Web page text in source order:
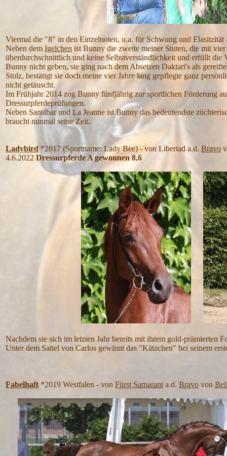
Viermal die "8" in den Einzelnoten, u.a. für Schwung und Elasitzität
Neben dem Igelchen ist Bunny die zweite meiner Stuten, die mit
überdurchschnittlich und keine Selbstverständlichkeit und erfüllt die
Bunny nicht geben, sie ging nach dem Absetzen Daktari's als
Stolz, bestätigt sie doch meine vier Jahre lang gepflegte ganz
nicht getäuscht.
Im Frühjahr 2014 zog Bunny fünfjährig zur sportlichen Förderung
Dressurpferdeprüfungen.
Neben Sansibar und La Jeanne ist Bunny das bedeutendste
braucht nunmal seine Zeit.
Ladybird*2017 (Sportname: Lady Bee) - von Libertad a.d. Bravo
4.6.2022 Dressurpferde A gewonnen 8,6
Nachdem sie sich im letzten Jahr bereits mit ihrem gold-prämierten
Unter dem Sattel von Carlos gewinnt das "Kätzchen" bei seinem
Fabelhaft *2019 Westfalen - von Fürst Samarant a.d. Bravo von